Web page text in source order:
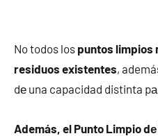
No todos los puntos limpios
residuos existentes,
dе una capacidad distinta
Además, el Punto Limpio